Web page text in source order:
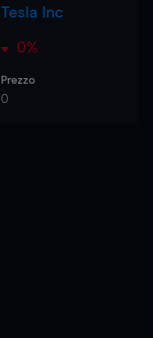
Tesla Inc
0%
Prezzo
0